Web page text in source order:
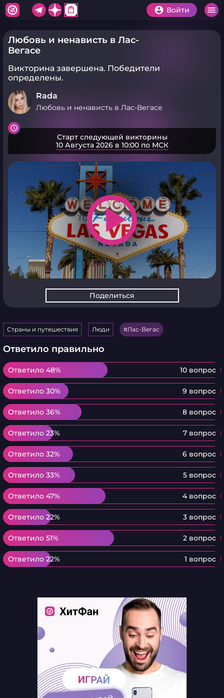
shopping_bag Войти
Любовь и ненависть в Лас-
Вегасе
Викторина завершена. Победители
определены.
Rada
Любовь и ненависть в Лас-Вегасе
Старт следующей викторины
10 Августа 2026 в 10:00 по МСК
play_arrow
Поделиться
Страны и путешествия Люди Лас-Вегас
Ответило правильно
Ответило 48% 10 вопрос
Ответило 48%
Ответило 30% 9 вопрос
Ответило 30%
Ответило 36% 8 вопрос
Ответило 36%
Ответило 23% 7 вопрос
Ответило 23%
Ответило 32% 6 вопрос
Ответило 32%
Ответило 33% 5 вопрос
Ответило 33%
Ответило 47% 4 вопрос
Ответило 47%
Ответило 22% 3 вопрос
Ответило 22%
Ответило 51% 2 вопрос
Ответило 51%
Ответило 22% 1 вопрос
Ответило 22%